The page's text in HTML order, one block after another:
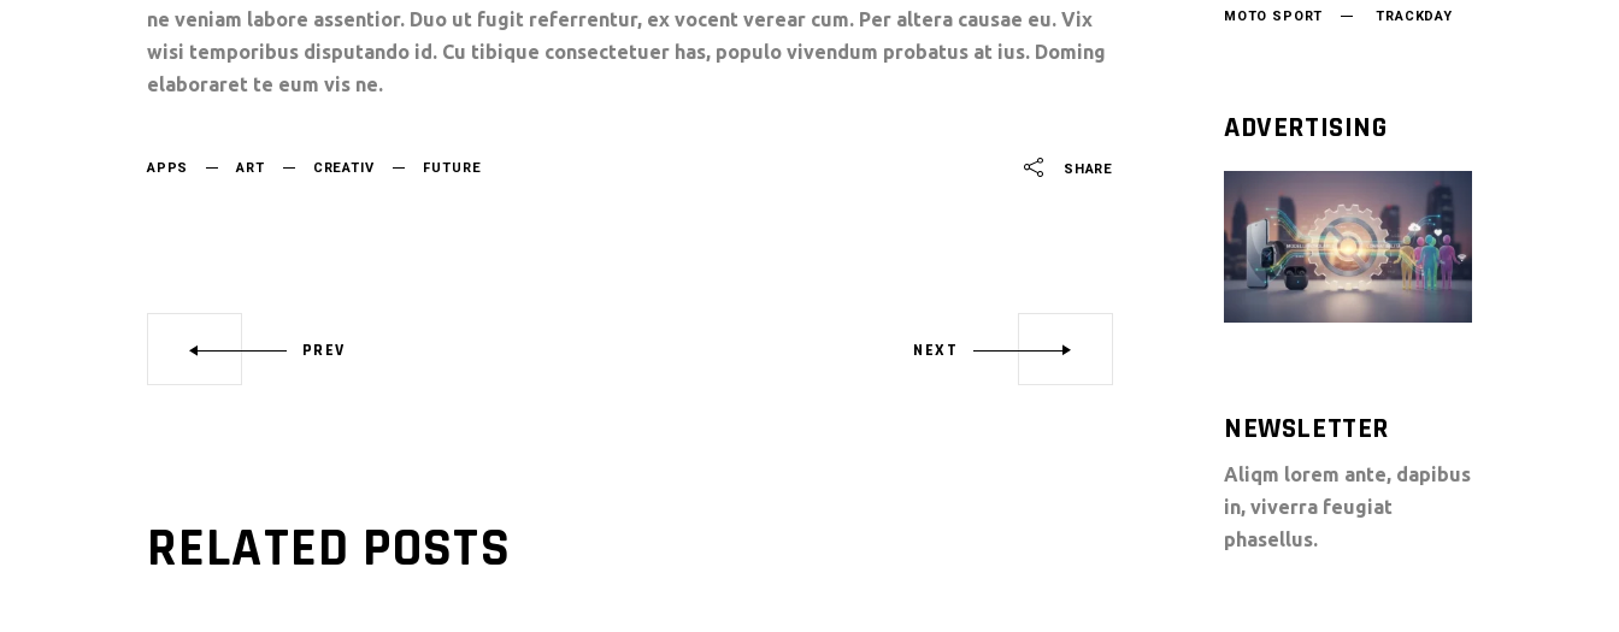
ne veniam labore assentior. Duo ut fugit referrentur, ex vocent verear cum. Per altera causae eu. Vix
wisi temporibus disputando id. Cu tibique consectetuer has, populo vivendum probatus at ius. Doming
elaboraret te eum vis ne.
APPS ART CREATIV FUTURE SHARE
PREV NEXT
RELATED POSTS
MOTO SPORT
TRACKDAY
ADVERTISING
NEWSLETTER
Aliqm lorem ante, dapibus
in, viverra feugiat
phasellus.